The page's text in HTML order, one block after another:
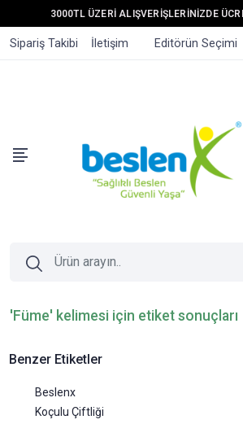
3000TL ÜZERİ ALIŞVERİŞLERİNİZDE
Sipariş Takibi İletişim Editörün Seçimi
'Füme' kelimesi için etiket sonuçları
Benzer Etiketler
Beslenx
Koçulu Çiftliği